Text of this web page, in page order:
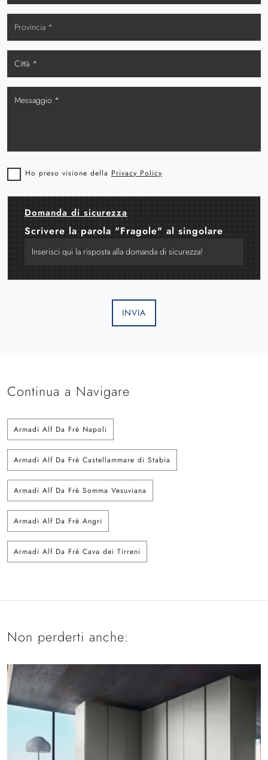
Ho preso visione della Privacy Policy
Domanda di sicurezza
Scrivere la parola "Fragole" al singolare
INVIA
Continua a Navigare
Armadi Alf Da Frè Napoli
Armadi Alf Da Frè Castellammare di Stabia
Armadi Alf Da Frè Somma Vesuviana
Armadi Alf Da Frè Angri
Armadi Alf Da Frè Cava dei Tirreni
Non perderti anche: